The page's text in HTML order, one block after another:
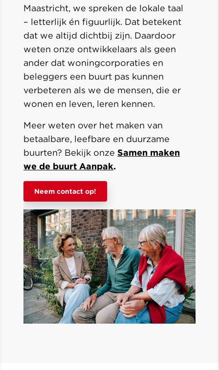
Maastricht, we spreken de lokale taal
– letterlijk én figuurlijk. Dat betekent
dat we altijd dichtbij zijn. Daardoor
weten onze ontwikkelaars als geen
ander dat woningcorporaties en
beleggers een buurt pas kunnen
verbeteren als we de mensen, die er
wonen en leven, leren kennen.
Meer weten over het maken van
betaalbare, leefbare en duurzame
buurten? Bekijk onze Samen maken
we de buurt Aanpak.
Neem contact op!